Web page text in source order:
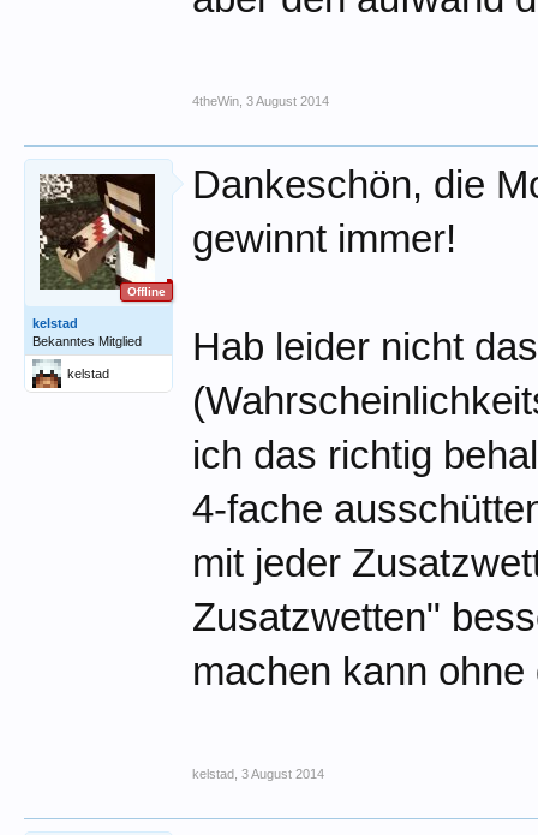
4theWin 3 August 2014
Offline
kelstad
Bekanntes Mitglied
kelstad
Dankeschön, die
gewinnt immer!
Hab leider nicht
ich das richtig
4-fache
mit jeder
Zusatzwetten"
machen kann
kelstad 3 August 2014